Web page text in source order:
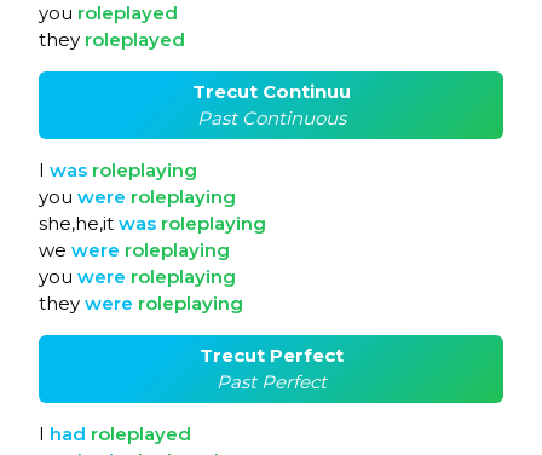
you roleplayed
they roleplayed
Trecut Continuu
Past Continuous
I was roleplaying
you were roleplaying
she,he,it was roleplaying
we were roleplaying
you were roleplaying
they were roleplaying
Trecut Perfect
Past Perfect
I had roleplayed